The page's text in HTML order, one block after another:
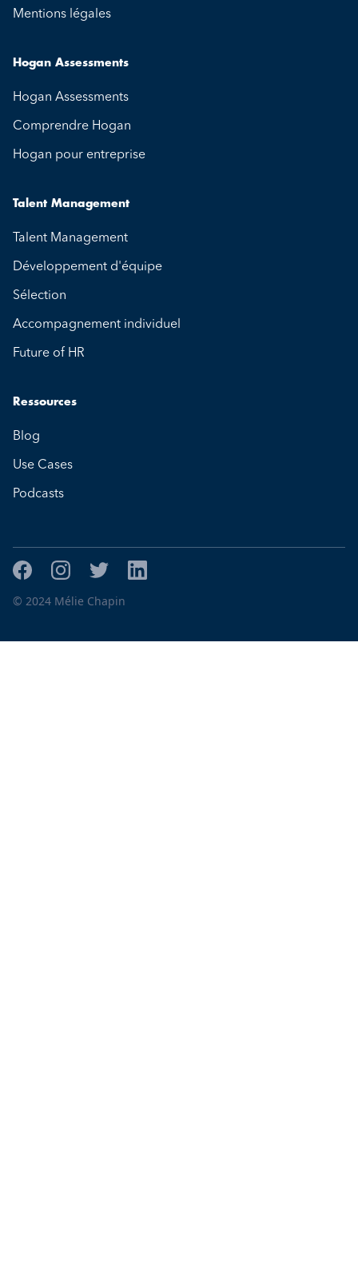
Mentions légales
Hogan Assessments
Hogan Assessments
Comprendre Hogan
Hogan pour entreprise
Talent Management
Talent Management
Développement d'équipe
Sélection
Accompagnement individuel
Future of HR
Ressources
Blog
Use Cases
Podcasts
© 2024 Mélie Chapin